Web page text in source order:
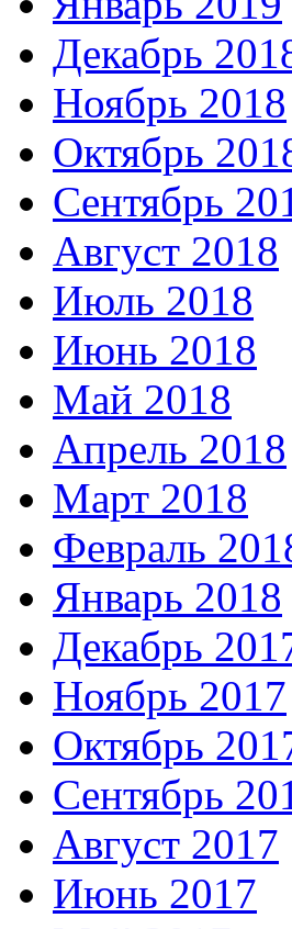
Декабрь
Ноябрь 2018
Октябрь
Сентябрь
Август 2018
Июль 2018
Июнь 2018
Май 2018
Апрель 2018
Март 2018
Февраль
Январь 2018
Декабрь
Ноябрь 2017
Октябрь
Сентябрь
Август 2017
Июнь 2017